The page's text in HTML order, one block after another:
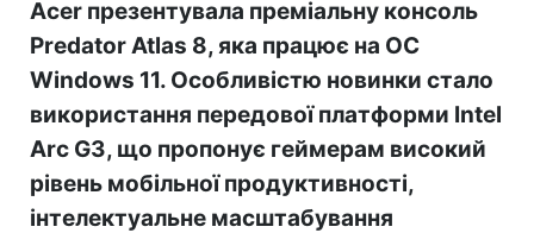
Acer презентувала преміальну консоль
Predator Atlas 8, яка працює на ОС
Windows 11. Особливістю новинки стало
використання передової платформи Intel
Arc G3, що пропонує геймерам високий
рівень мобільної продуктивності,
інтелектуальне масштабування